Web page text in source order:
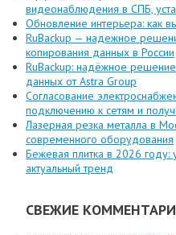
видеонаблюдения в СПБ,
Обновление интерьера: как
RuBackup — надежное
копирования данных в России
RuBackup: надёжное
данных от Astra Group
Согласование
подключению к сетям и
Лазерная резка металла в
современного оборудования
Бежевая плитка в 2026
актуальный тренд
СВЕЖИЕ